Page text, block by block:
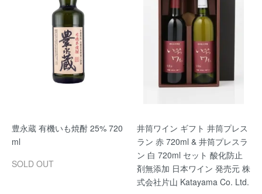
豊永蔵 有機いも焼酎 25% 720
ml
SOLD OUT
井筒ワイン ギフト 井筒プレス
ラン 赤 720ml & 井筒プレスラ
ン 白 720ml セット 酸化防止
剤無添加 日本ワイン 発売元 株
式会社片山 Katayama Co. Ltd.